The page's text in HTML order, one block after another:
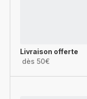
Livraison offerte
dès 50€